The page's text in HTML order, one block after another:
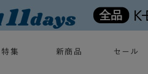
特集 新商品 セール